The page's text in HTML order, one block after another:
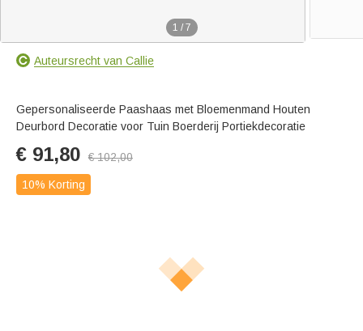
1 / 7
Auteursrecht van Callie
Gepersonaliseerde Paashaas met Bloemenmand Houten
Deurbord Decoratie voor Tuin Boerderij Portiekdecoratie
€ 91,80 €102,00
10% Korting